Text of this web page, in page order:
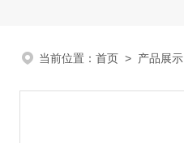
当前位置： 首页 > 产品展示